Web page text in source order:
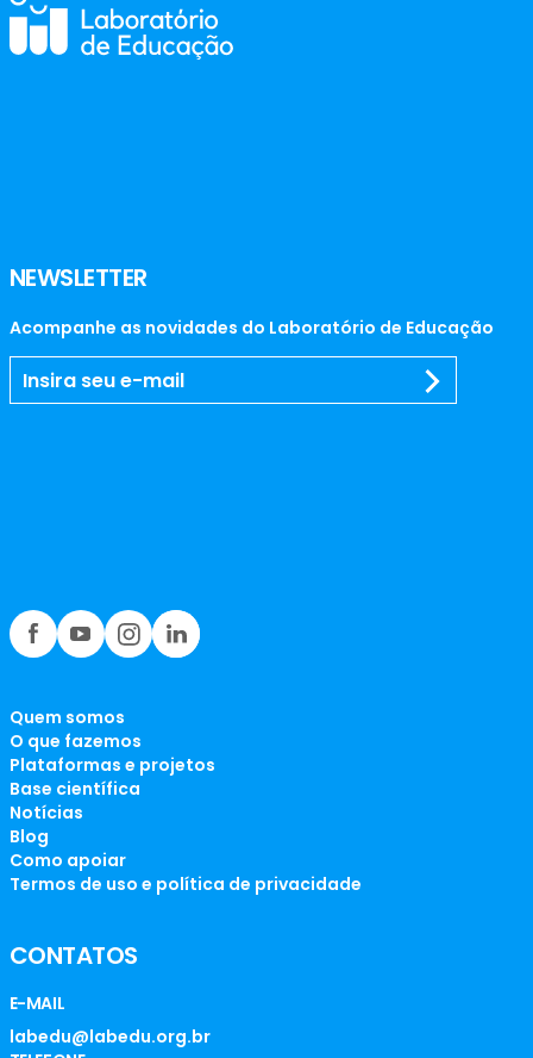
NEWSLETTER
Acompanhe as novidades do Laboratório de Educação
Quem somos
O que fazemos
Plataformas e projetos
Base científica
Notícias
Blog
Como apoiar
Termos de uso e política de privacidade
CONTATOS
E-MAIL
labedu@labedu.org.br